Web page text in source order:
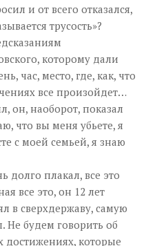
и от всего отказался,
трусость»?
которому дали
час, место, где, как, что
все произойдет…
он, наоборот, показал
что вы меня убьете, я
с моей семьей, я знаю
долго плакал, все это
все это, он 12 лет
в сверхдержаву, самую
Не будем говорить об
достижениях, которые